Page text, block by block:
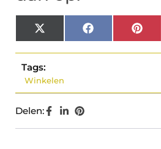
X
(Twitter)
Facebook
Tags:
Winkelen
Delen: